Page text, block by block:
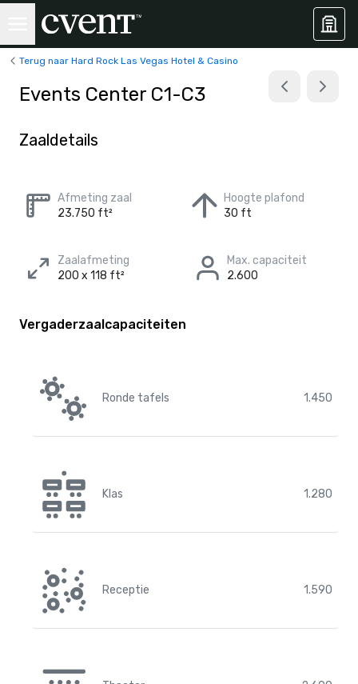
Terug naar Hard Rock Las Vegas Hotel & Casino
Events Center C1-C3
Zaaldetails
Afmeting zaal
23.750 ft²
Hoogte plafond
30 ft
Zaalafmeting
200 x 118 ft²
Max. capaciteit
2.600
Vergaderzaalcapaciteiten
Ronde tafels 1.450
Klas 1.280
Receptie 1.590